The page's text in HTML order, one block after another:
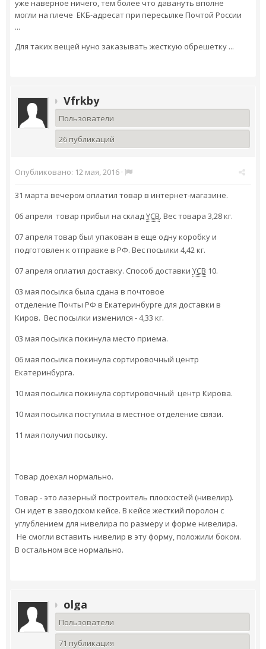
уже наверное ничего, тем более что давануть вполне
могли на плече ЕКБ-адресат при пересылке Почтой России
...
Для таких вещей нуно заказывать жесткую обрешетку ...
Vfrkby
Пользователи
26 публикаций
Опубликовано: 12 мая, 2016 ·
31 марта вечером оплатил товар в интернет-магазине.
06 апреля товар прибыл на складYCB. Вес товара 3,28 кг.
07 апреля товар был упакован в еще одну коробку и
подготовлен к отправке в РФ. Вес посылки 4,42 кг.
07 апреля оплатил доставку. Способ доставки YCB 10.
03 мая посылка была сдана в почтовое
отделение Почты РФ в Екатеринбурге для доставки в
Киров. Вес посылки изменился - 4,33 кг.
03 мая посылка покинула место приема.
06 мая посылка покинула сортировочный центр
Екатеринбурга.
10 мая посылка покинула сортировочный центр Кирова.
10 мая посылка поступила в местное отделение связи.
11 мая получил посылку.
Товар доехал нормально.
Товар - это лазерный построитель плоскостей (нивелир).
Он идет в заводском кейсе. В кейсе жесткий поролон с
углублением для нивелира по размеру и форме нивелира.
Не смогли вставить нивелир в эту форму, положили боком.
В остальном все нормально.
olga
Пользователи
71 публикация